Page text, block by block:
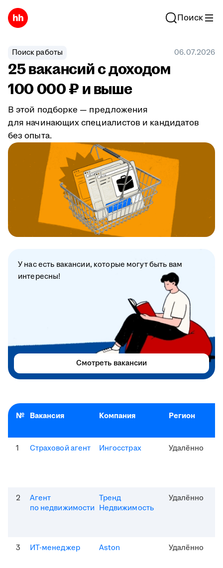
Поиск
Поиск работы 06.07.2026
25 вакансий с доходом
100 000 ₽ и выше
В этой подборке — предложения
для начинающих специалистов и кандидатов
без опыта.
№ Вакансия Компания Регион
1 Страховой агент Ингосстрах Удалённо
2
Агент
по недвижимости
Тренд
Недвижимость
Удалённо
3 ИТ-менеджер Aston Удалённо
У нас есть вакансии, которые могут быть вам
интересны!
Смотреть вакансии